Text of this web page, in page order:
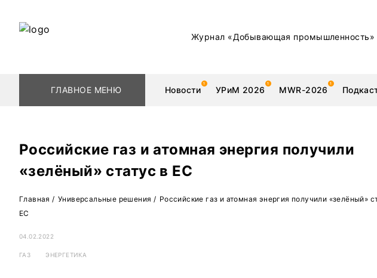
Журнал «Добывающая промышленность»
ГЛАВНОЕ МЕНЮ Новости УРиМ 2026 MWR-2026
Геологоразведка
Обогащение
Редкоземельные металлы
Золото Техника
Нашими
Российские газ и атомная энергия получили
«зелёный» статус в ЕС
Главная / Универсальные решения / Российские газ и атомная энергия получили «зелёный»
ЕС
04.02.2022
ГАЗ ЭНЕРГЕТИКА